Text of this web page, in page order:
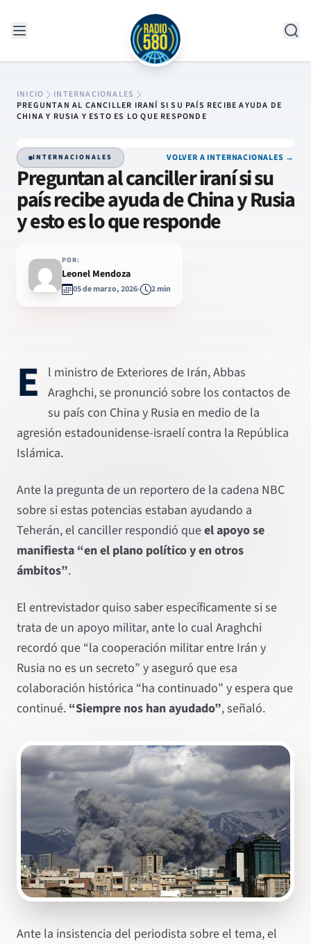
INICIO
INTERNACIONALES
PREGUNTAN AL CANCILLER IRANÍ SI SU PAÍS RECIBE AYUDA DE
CHINA Y RUSIA Y ESTO ES LO QUE RESPONDE
INTERNACIONALES VOLVER A INTERNACIONALES →
Preguntan al canciller iraní si su
país recibe ayuda de China y Rusia
y esto es lo que responde
POR:
Leonel Mendoza
05 de marzo, 2026 2 min
E
l ministro de Exteriores de Irán, Abbas
Araghchi, se pronunció sobre los contactos de
su país con China y Rusia en medio de la
agresión estadounidense-israelí contra la República
Islámica.
Ante la pregunta de un reportero de la cadena NBC
sobre si estas potencias estaban ayudando a
Teherán, el canciller respondió queel apoyo se
manifiesta “en el plano político y en otros
ámbitos”.
El entrevistador quiso saber específicamente si se
trata de un apoyo militar, ante lo cual Araghchi
recordó que “la cooperación militar entre Irán y
Rusia no es un secreto” y aseguró que esa
colaboración histórica “ha continuado” y espera que
continué. “Siempre nos han ayudado”, señaló.
Ante la insistencia del periodista sobre el tema, el